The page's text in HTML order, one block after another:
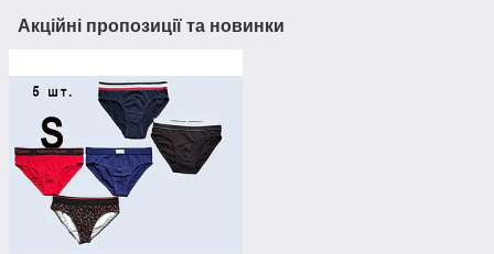
Акційні пропозиції та новинки